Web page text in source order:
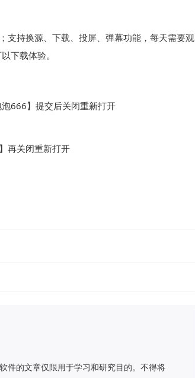
支持换源、下载、投屏、弹幕功能，每天需要观
下载体验。
666】提交后关闭重新打开
再关闭重新打开
件的文章仅限用于学习和研究目的。不得将